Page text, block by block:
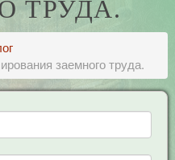
ТРУДА.
заемного труда.